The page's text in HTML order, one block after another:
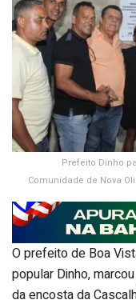
Prefeito Dinho
Comunidade de Nova
O prefeito de Boa
popular Dinho,
da encosta da